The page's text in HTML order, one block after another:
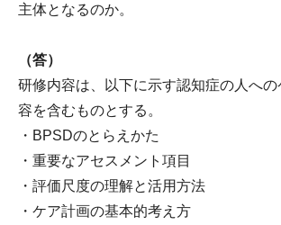
主体となるのか。
（答）
研修内容は、以下に示す認知症の人へ
容を含むものとする。
・BPSDのとらえかた
・重要なアセスメント項目
・評価尺度の理解と活用方法
・ケア計画の基本的考え方